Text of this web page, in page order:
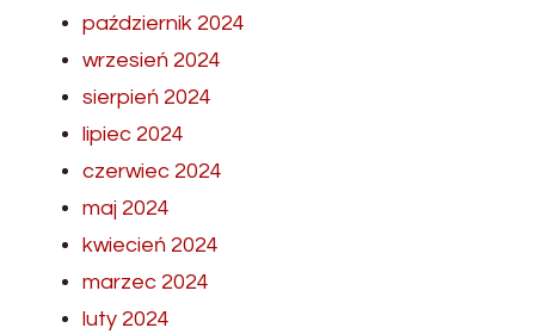
październik 2024
wrzesień 2024
sierpień 2024
lipiec 2024
czerwiec 2024
maj 2024
kwiecień 2024
marzec 2024
luty 2024